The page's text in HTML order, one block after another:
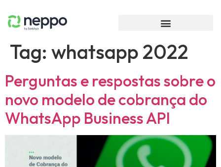
Tag: whatsapp 2022
Perguntas e respostas sobre o
novo modelo de cobrança do
WhatsApp Business API